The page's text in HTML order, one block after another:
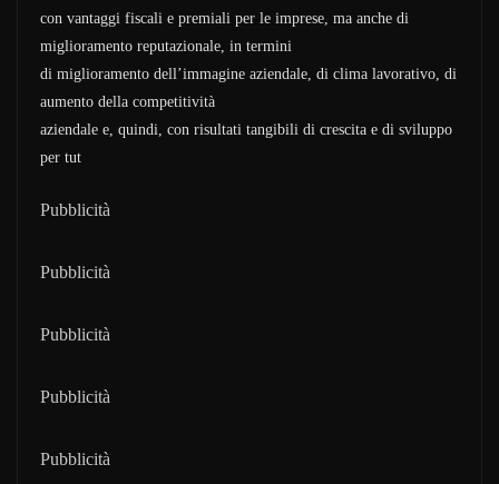
con vantaggi fiscali e premiali per le imprese, ma anche di
miglioramento reputazionale, in termini
di miglioramento dell’immagine aziendale, di clima lavorativo, di
aumento della competitività
aziendale e, quindi, con risultati tangibili di crescita e di sviluppo
per tut
Pubblicità
Pubblicità
Pubblicità
Pubblicità
Pubblicità